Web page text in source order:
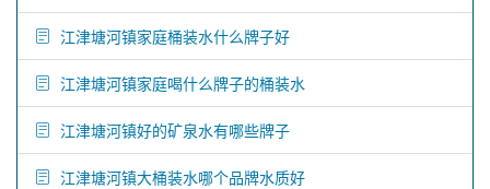
江津塘河镇家庭桶装水什么牌子好
江津塘河镇家庭喝什么牌子的桶装水
江津塘河镇好的矿泉水有哪些牌子
江津塘河镇大桶装水哪个品牌水质好